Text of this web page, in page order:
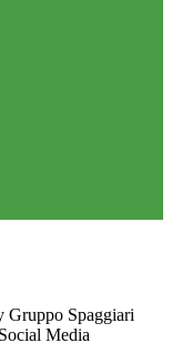
Gruppo Spaggiari
Media